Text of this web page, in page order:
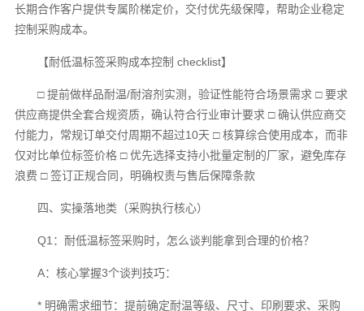
长期合作客户提供专属阶梯定价，交付优先级保障，帮助企业稳定
控制采购成本。
【耐低温标签采购成本控制 checklist】
□ 提前做样品耐温/耐溶剂实测，验证性能符合场景需求 □ 要求
供应商提供全套合规资质，确认符合行业审计要求 □ 确认供应商交
付能力，常规订单交付周期不超过10天 □ 核算综合使用成本，而非
仅对比单位标签价格 □ 优先选择支持小批量定制的厂家，避免库存
浪费 □ 签订正规合同，明确权责与售后保障条款
四、实操落地类（采购执行核心）
Q1：耐低温标签采购时，怎么谈判能拿到合理的价格？
A：核心掌握3个谈判技巧：
* 明确需求细节：提前确定耐温等级、尺寸、印刷要求、采购